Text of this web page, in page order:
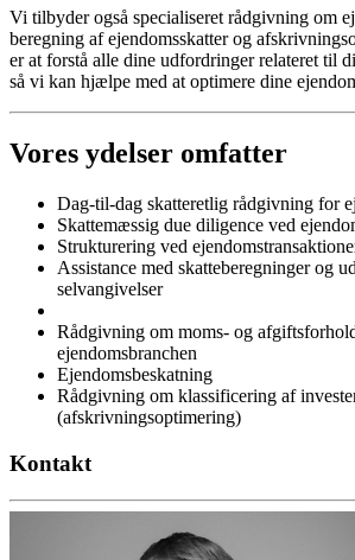
Vi tilbyder også specialiseret rådgivning om
beregning af ejendomsskatter og
er at forstå alle dine udfordringer relateret til
så vi kan hjælpe med at optimere dine
Vores ydelser omfatter
Dag-til-dag skatteretlig rådgivning for
Skattemæssig due diligence ved
Strukturering ved
Assistance med skatteberegninger og
selvangivelser
Rådgivning om moms- og
ejendomsbranchen
Ejendomsbeskatning
Rådgivning om klassificering af
(afskrivningsoptimering)
Kontakt